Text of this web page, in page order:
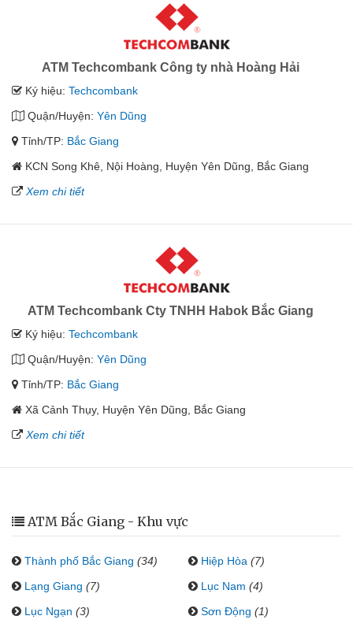
ATM Techcombank Công ty nhà Hoàng Hải
Ký hiệu: Techcombank
Quận/Huyện: Yên Dũng
Tỉnh/TP: Bắc Giang
KCN Song Khê, Nội Hoàng, Huyện Yên Dũng, Bắc Giang
Xem chi tiết
ATM Techcombank Cty TNHH Habok Bắc Giang
Ký hiệu: Techcombank
Quận/Huyện: Yên Dũng
Tỉnh/TP: Bắc Giang
Xã Cảnh Thụy, Huyện Yên Dũng, Bắc Giang
Xem chi tiết
ATM Bắc Giang - Khu vực
Thành phố Bắc Giang (34) Hiệp Hòa (7)
Lạng Giang (7) Lục Nam (4)
Lục Ngạn (3) Sơn Động (1)